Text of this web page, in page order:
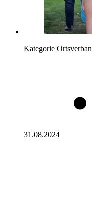
Kategorie
31.08.2024